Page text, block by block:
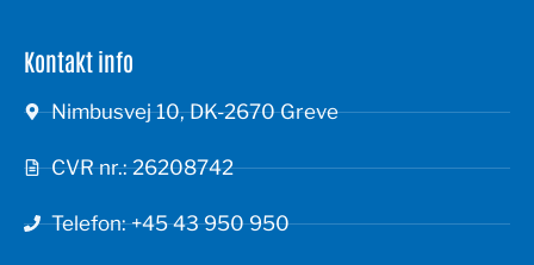
Kontakt info
Nimbusvej 10, DK-2670 Greve
CVR nr.: 26208742
Telefon: +45 43 950 950